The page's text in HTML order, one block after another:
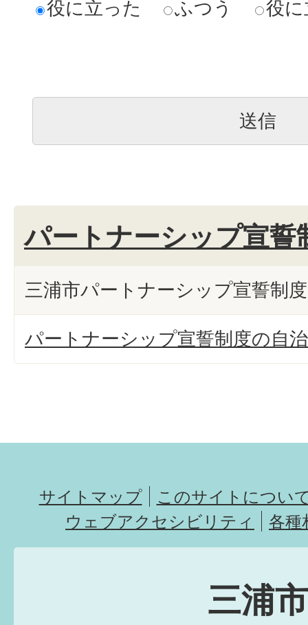
役に立った
ふつう 役
パートナーシップ宣誓
三浦市パートナーシップ宣誓制
パートナーシップ宣誓制度の自
サイトマップ
このサイトについ
ウェブアクセシビリティ
各種
三浦市